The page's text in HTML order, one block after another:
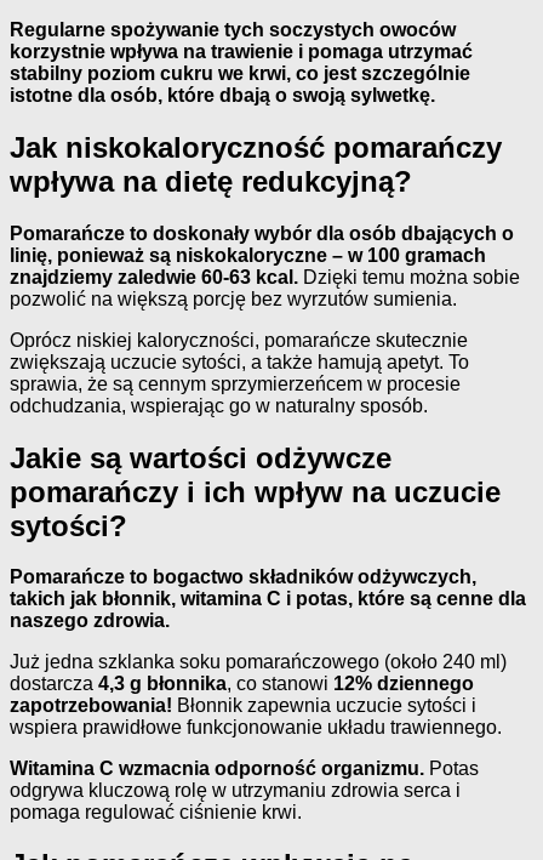
Regularne spożywanie tych soczystych owoców
korzystnie wpływa na trawienie i pomaga utrzymać
stabilny poziom cukru we krwi, co jest szczególnie
istotne dla osób, które dbają o swoją sylwetkę.
Jak niskokaloryczność pomarańczy
wpływa na dietę redukcyjną?
Pomarańcze to doskonały wybór dla osób dbających o
linię, ponieważ są niskokaloryczne – w 100 gramach
znajdziemy zaledwie 60-63 kcal. Dzięki temu można sobie
pozwolić na większą porcję bez wyrzutów sumienia.
Oprócz niskiej kaloryczności, pomarańcze skutecznie
zwiększają uczucie sytości, a także hamują apetyt. To
sprawia, że są cennym sprzymierzeńcem w procesie
odchudzania, wspierając go w naturalny sposób.
Jakie są wartości odżywcze
pomarańczy i ich wpływ na uczucie
sytości?
Pomarańcze to bogactwo składników odżywczych,
takich jak błonnik, witamina C i potas, które są cenne dla
naszego zdrowia.
Już jedna szklanka soku pomarańczowego (około 240 ml)
dostarcza 4,3 g błonnika, co stanowi 12% dziennego
zapotrzebowania! Błonnik zapewnia uczucie sytości i
wspiera prawidłowe funkcjonowanie układu trawiennego.
Witamina C wzmacnia odporność organizmu. Potas
odgrywa kluczową rolę w utrzymaniu zdrowia serca i
pomaga regulować ciśnienie krwi.